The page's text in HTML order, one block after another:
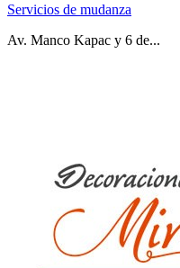
Servicios de mudanza
Av. Manco Kapac y 6 de...